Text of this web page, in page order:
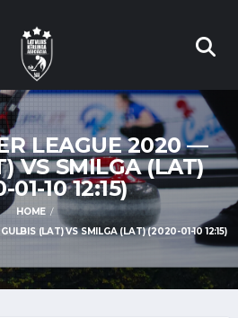
LEAGUE 2020 —
VS SMILGA (LAT)
01-10 12:15)
HOME
(LAT) VS SMILGA (LAT) (2020-01-10 12:15)